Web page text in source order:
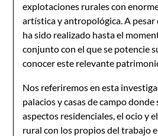
explotaciones rurales con
artística y antropológica. A
ha sido realizado hasta el
conjunto con el que se potencie
conocer este relevante
Nos referiremos en esta
palacios y casas de campo donde
aspectos residenciales, el ocio y
rural con los propios del trabajo